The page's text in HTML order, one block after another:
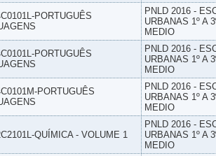
PORTUGUÊS
PNLD 2016 -
URBANAS 1º A
MEDIO
PORTUGUÊS
PNLD 2016 -
URBANAS 1º A
MEDIO
PORTUGUÊS
PNLD 2016 -
URBANAS 1º A
MEDIO
QUÍMICA - VOLUME 1
PNLD 2016 -
URBANAS 1º A
MEDIO